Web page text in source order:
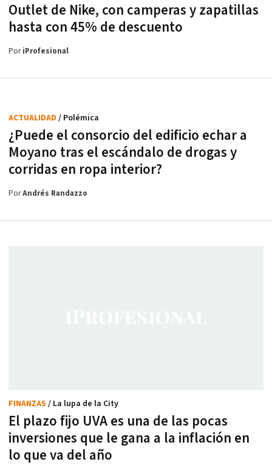
Outlet de Nike, con camperas y zapatillas
hasta con 45% de descuento
PoriProfesional
¿Puede el consorcio del edificio echar a
Moyano tras el escándalo de drogas y
corridas en ropa interior?
ACTUALIDAD / Polémica
PorAndrés Randazzo
El plazo fijo UVA es una de las pocas
inversiones que le gana a la inflación en
lo que va del año
FINANZAS / La lupa de la City